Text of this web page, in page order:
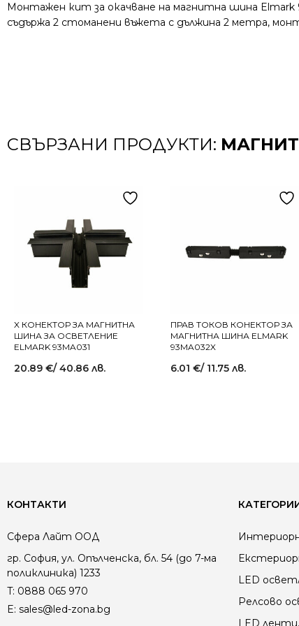
Монтажен кит за окачване на магнитна шина
съдържа 2 стоманени въжета с дължина 2 метра,
СВЪРЗАНИ ПРОДУКТИ:
X КОНЕКТОР ЗА МАГНИТНА
ШИНА ЗА ОСВЕТЛЕНИЕ
ELMARK 93MA031
20.89 €/ 40.86 лв.
ПРАВ ТОКОВ КОНЕКТОР ЗА
МАГНИТНА ШИНА ELMARK
93MA032X
6.01 €/ 11.75 лв.
КОНТАКТИ
Сфера Лайт ООД
гр. София, ул. Опълченска, бл. 54 (до 7-ма
поликлиника) 1233
T: 0888 065 970
E: sales@led-zona.bg
LED
Релсово
LED